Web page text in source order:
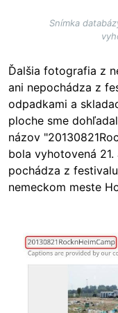
Snímka
Ďalšia fotografia z
ani nepochádza z
odpadkami a
ploche sme
názov
bola vyhotovená
pochádza z festivalu
nemeckom meste
Image